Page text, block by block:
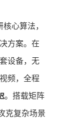
心算法，
方案。在
设备，无
频，全程
。搭载矩阵
克复杂场景